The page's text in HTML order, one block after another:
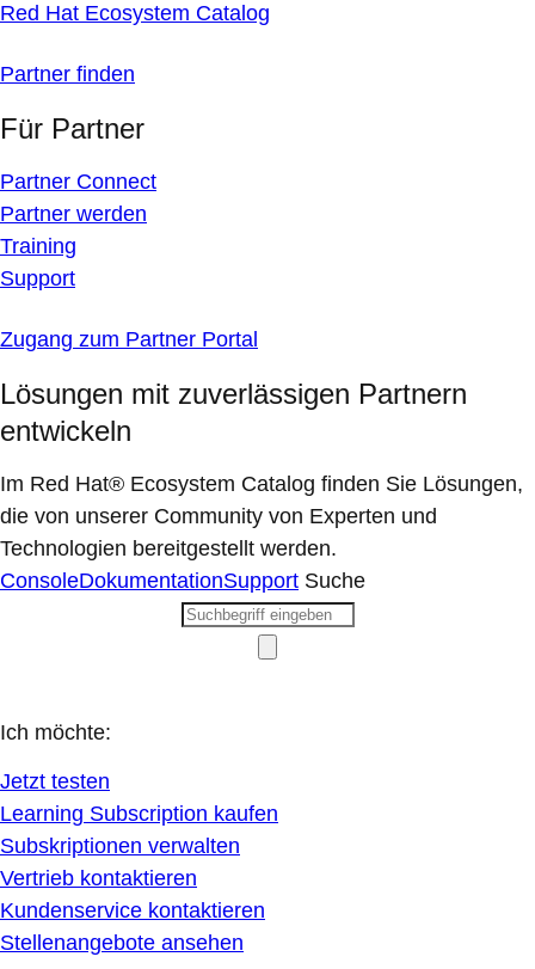
Red Hat Ecosystem Catalog
Partner finden
Für Partner
Partner Connect
Partner werden
Training
Support
Zugang zum Partner Portal
Lösungen mit zuverlässigen Partnern
entwickeln
Im Red Hat® Ecosystem Catalog finden Sie Lösungen,
die von unserer Community von Experten und
Technologien bereitgestellt werden.
ConsoleDokumentationSupport Suche
Ich möchte:
Jetzt testen
Learning Subscription kaufen
Subskriptionen verwalten
Vertrieb kontaktieren
Kundenservice kontaktieren
Stellenangebote ansehen